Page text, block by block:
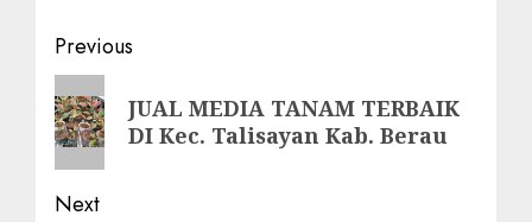
Post
navigation
Previous
Previous
post:
JUAL MEDIA TANAM TERBAIK
DI Kec. Talisayan Kab. Berau
Next